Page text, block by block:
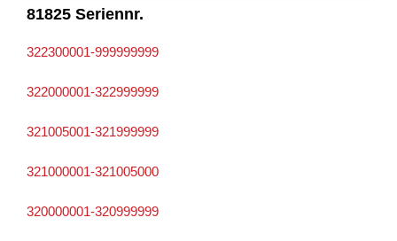
81825 Seriennr.
322300001-999999999
322000001-322999999
321005001-321999999
321000001-321005000
320000001-320999999